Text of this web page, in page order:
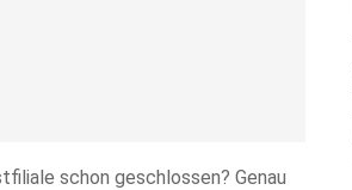
schon geschlossen? Genau